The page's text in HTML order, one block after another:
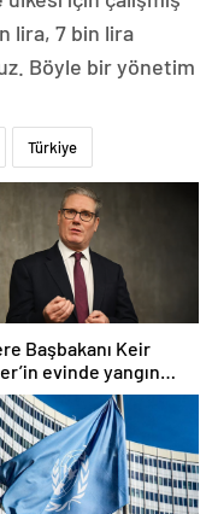
lira, 7 bin lira
Böyle bir yönetim
Türkiye
Başbakanı Keir
evinde yangın